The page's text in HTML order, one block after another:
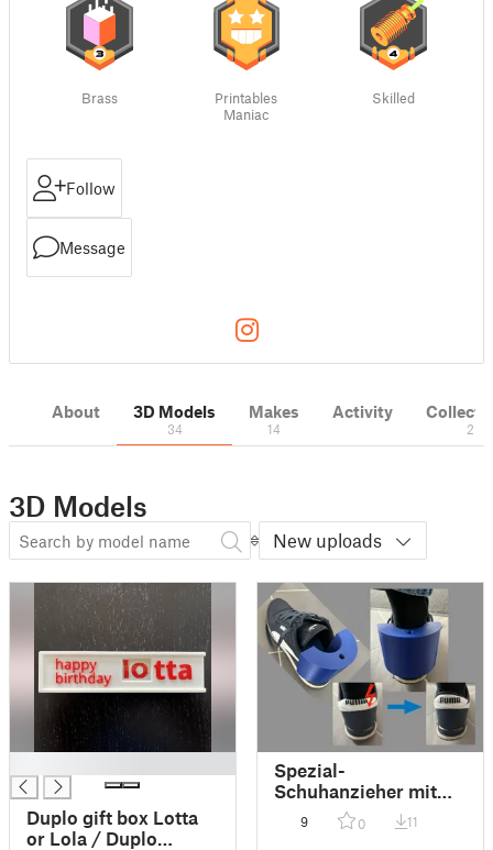
Brass
Printables
Maniac
Skilled
Follow
Message
About 3D Models
34
Makes
14
Activity
2
3D Models
New uploads
Duplo gift box Lotta
or Lola / Duplo
Spezial-
Schuhanzieher mit
Führung für den
Hinterriemen /
9 0 11